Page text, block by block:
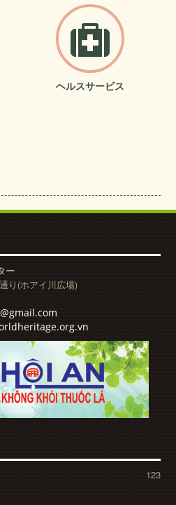
ヘルスサービス
ー
り(ホアイ川広場)
123